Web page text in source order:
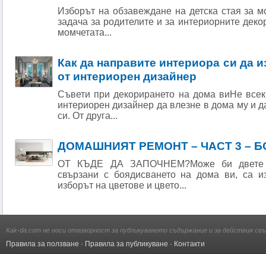
Изборът на обзавеждане на детска стая за
задача за родителите и за интериорните
момчетата...
Как да направите интериора си да
от интериорен дизайнер
Съвети при декорирането на дома виНе
интериорен дизайнер да влезне в дома му и
си. От друга...
ДОМАШНИЯТ РЕМОНТ – ЧАСТ 3 –
ОТ КЪДЕ ДА ЗАПОЧНЕМ?Може би двете
свързани с боядисването на дома ви, са
изборът на цветове и цвето...
Kak-da.com не носи отговорност за публикуваното съдържание и за действия
Правила за ползване · Правила за публикуване · Контакти